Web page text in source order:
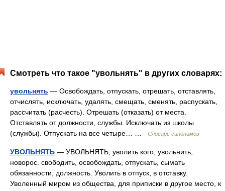
Смотреть что такое "увольнять" в других словарях:
увольнять — Освобождать, отпускать, отрешать, отставлять,
отчислять, исключать, удалять, смещать, сменять, распускать,
рассчитать (расчесть). Отрешать (отказать) от места.
Отставлять от должности, службы. Исключать из школы
(службы). Отпускать на все четыре… …
Словарь синонимов
УВОЛЬНЯТЬ — УВОЛЬНЯТЬ, уволить кого, увольнить,
новорос. свободить, освобождать, отпускать, сымать
обязанности, должность. Уволить в отпуск, в отставку.
Уволенный миром из общества, для приписки в другое место, к